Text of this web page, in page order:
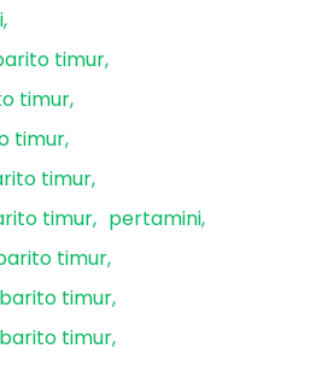
timur
timur
timur
timur
timur
pertamini
timur
timur
timur